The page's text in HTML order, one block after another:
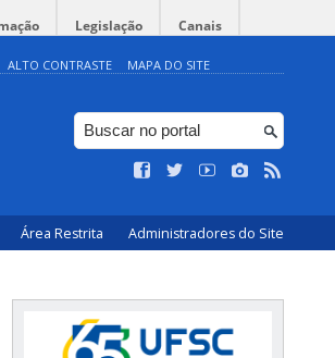
Legislação Canais
ALTO CONTRASTE MAPA DO SITE
Área Restrita Administradores do Site